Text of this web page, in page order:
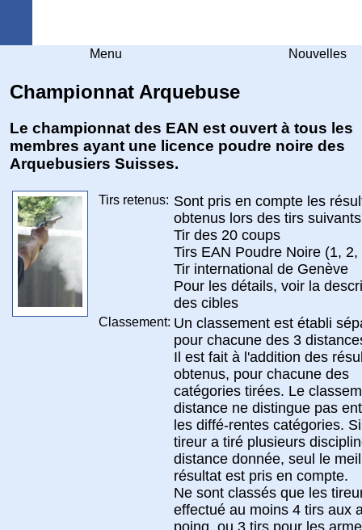
Menu Nouvelles
Championnat Arquebuse
Le championnat des EAN est ouvert à tous les
membres ayant une licence poudre noire des
Arquebusiers Suisses.
Tirs retenus: Sont pris en compte les
obtenus lors des tirs
Tir des 20 coups
Tirs EAN Poudre Noire (1, 2,
Tir international de Genève
Pour les détails, voir la
des cibles
Classement: Un classement est établi
pour chacune des 3
Il est fait à l'addition des
obtenus, pour chacune des
catégories tirées. Le
distance ne distingue pas
les diffé-rentes catégories.
tireur a tiré plusieurs
distance donnée, seul le
résultat est pris en compte.
Ne sont classés que les
effectué au moins 4 tirs aux
poing, ou 3 tirs pour les